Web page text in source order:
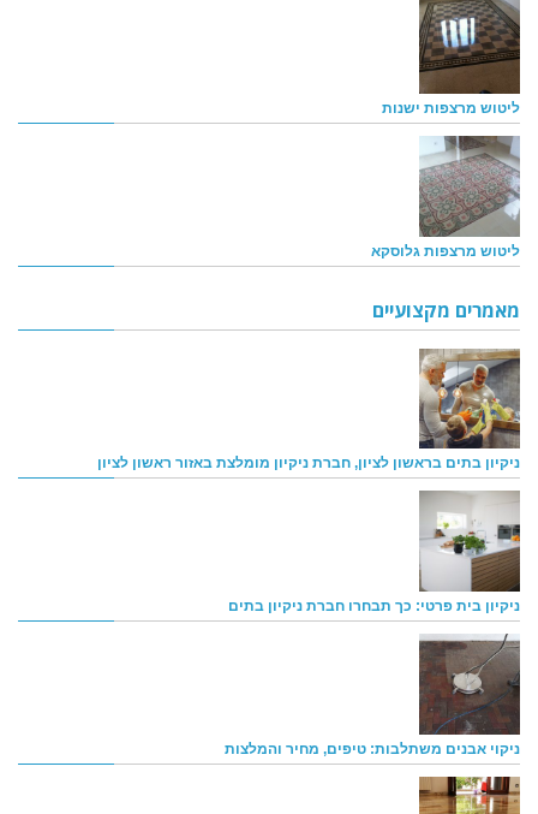
ליטוש מרצפות ישנות
ליטוש מרצפות גלוסקא
מאמרים מקצועיים
ניקיון בתים בראשון לציון, חברת ניקיון מומלצת באזור ראשון לציון
ניקיון בית פרטי: כך תבחרו חברת ניקיון בתים
ניקוי אבנים משתלבות: טיפים, מחיר והמלצות